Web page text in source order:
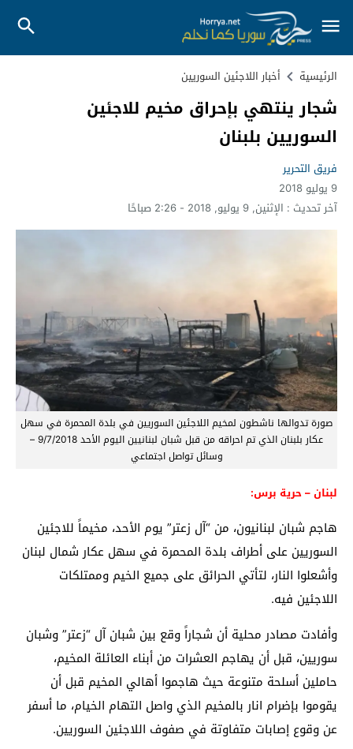
الرئيسية أخبار اللاجئين السوريين
شجار ينتهي بإحراق مخيم للاجئين
السوريين بلبنان
فريق التحرير
9 يوليو 2018
آخر تحديث : الإثنين, 9 يوليو, 2018 - 2:26 صباحًا
صورة تدوالها ناشطون لمخيم اللاجئين السوريين في بلدة المحمرة في سهل
عكار بلبنان الذي تم احراقه من قبل شبان لبنانيين اليوم الأحد 9/7/2018 –
وسائل تواصل اجتماعي
لبنان – حرية برس:
هاجم شبان لبنانيون، من “آل زعتر” يوم الأحد، مخيماً للاجئين
السوريين على أطراف بلدة المحمرة في سهل عكار شمال لبنان
وأشعلوا النار، لتأتي الحرائق على جميع الخيم وممتلكات
اللاجئين فيه.
وأفادت مصادر محلية أن شجاراً وقع بين شبان آل “زعتر” وشبان
سوريين، قبل أن يهاجم العشرات من أبناء العائلة المخيم،
حاملين أسلحة متنوعة حيث هاجموا أهالي المخيم قبل أن
يقوموا بإضرام انار بالمخيم الذي واصل التهام الخيام، ما أسفر
عن وقوع إصابات متفاوتة في صفوف اللاجئين السوريين.